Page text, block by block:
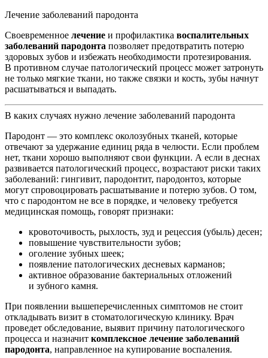
Лечение заболеваний пародонта
Своевременное лечение и профилактика воспалительных
заболеваний пародонта позволяет предотвратить потерю
здоровых зубов и избежать необходимости протезирования.
В противном случае патологический процесс может затронуть
не только мягкие ткани, но также связки и кость, зубы начнут
расшатываться и выпадать.
В каких случаях нужно лечение заболеваний пародонта
Пародонт — это комплекс околозубных тканей, которые
отвечают за удержание единиц ряда в челюсти. Если проблем
нет, ткани хорошо выполняют свои функции. А если в деснах
развивается патологический процесс, возрастают риски таких
заболеваний: гингивит, пародонтит, пародонтоз, которые
могут спровоцировать расшатывание и потерю зубов. О том,
что с пародонтом не все в порядке, и человеку требуется
медицинская помощь, говорят признаки:
кровоточивость, рыхлость, зуд и рецессия (убыль) десен;
повышение чувствительности зубов;
оголение зубных шеек;
появление патологических десневых карманов;
активное образование бактериальных отложений
и зубного камня.
При появлении вышеперечисленных симптомов не стоит
откладывать визит в стоматологическую клинику. Врач
проведет обследование, выявит причину патологического
процесса и назначит комплексное лечение заболеваний
пародонта, направленное на купирование воспаления.